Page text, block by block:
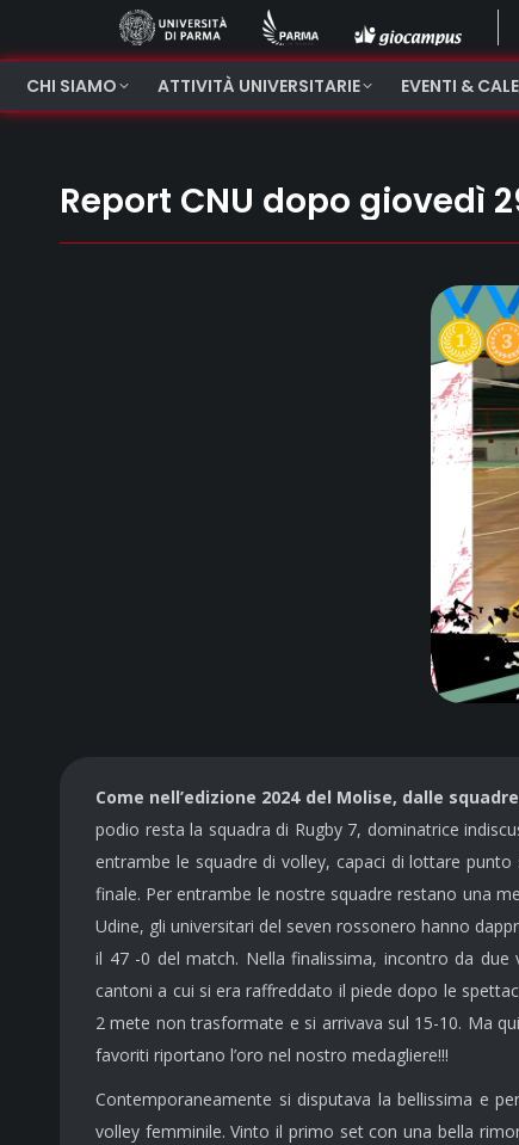
CHI SIAMO ATTIVITÀ UNIVERSITARIE EVENTI &
Report CNU dopo giovedì
Come nell’edizione 2024 del Molise, dalle
podio resta la squadra di Rugby 7, dominatrice
entrambe le squadre di volley, capaci di lottare
finale. Per entrambe le nostre squadre restano una
Udine, gli universitari del seven rossonero hanno
il 47 -0 del match. Nella finalissima, incontro da
cantoni a cui si era raffreddato il piede dopo le
2 mete non trasformate e si arrivava sul 15-10. Ma
favoriti riportano l’oro nel nostro medagliere!!!
Contemporaneamente si disputava la bellissima e
volley femminile. Vinto il primo set con una bella